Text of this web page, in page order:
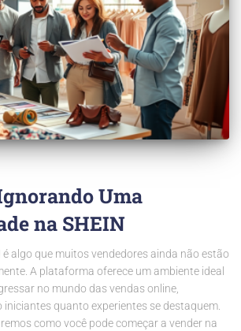
Uma
na SHEIN
é algo que muitos vendedores ainda não estão
A plataforma oferece um ambiente ideal
no mundo das vendas online,
quanto experientes se destaquem.
como você pode começar a vender na